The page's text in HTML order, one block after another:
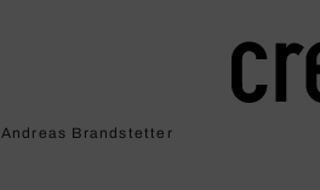
Andreas Brandstetter